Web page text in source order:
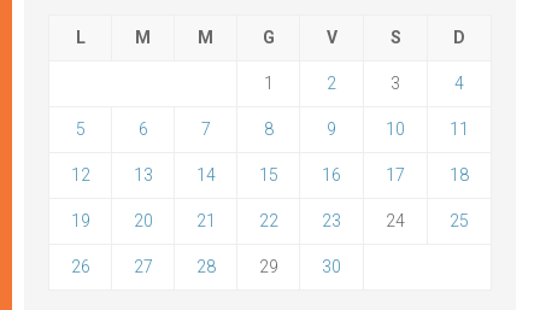
L M M G V S D
1 2 3 4
5 6 7 8 9 10 11
12 13 14 15 16 17 18
19 20 21 22 23 24 25
26 27 28 29 30